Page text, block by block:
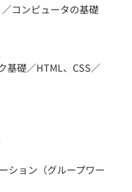
コンピュータの基礎
基礎／HTML、CSS／
ション（グループワー